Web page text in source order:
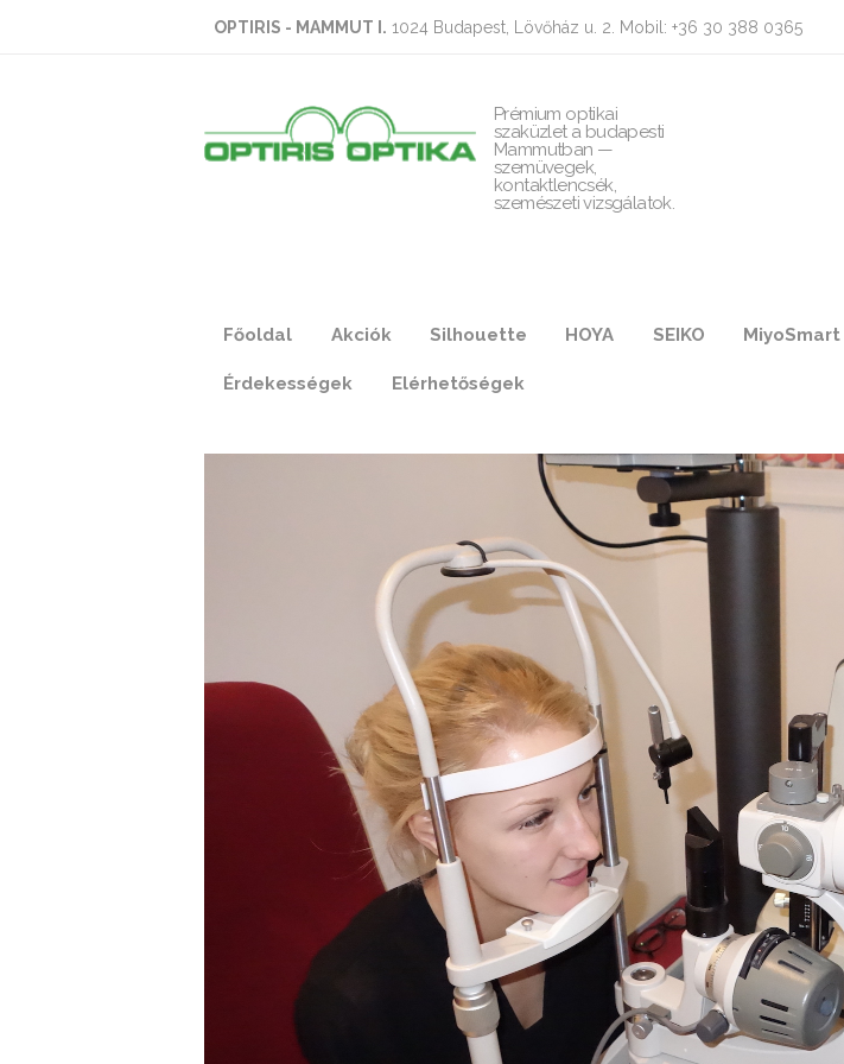
OPTIRIS - MAMMUT I. 1024 Budapest, Lövőház u. 2. Mobil: +36 30 388 0365
Prémium optikai
szaküzlet a budapesti
Mammutban —
szemüvegek,
kontaktlencsék,
szemészeti vizsgálatok.
Főoldal Akciók Silhouette HOYA SEIKO MiyoSmart
Érdekességek Elérhetőségek